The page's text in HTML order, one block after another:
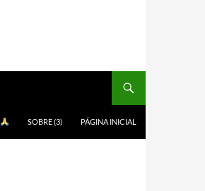
SOBRE (3) PÁGINA INICIAL